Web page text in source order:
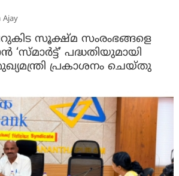
Ajay
സൂക്ഷ്മ സംരംഭങ്ങളെ
‘സ്മാര്‍ട്ട്’ പദ്ധതിയുമായി
പ്രകാശനം ചെയ്തു